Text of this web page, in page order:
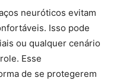
neuróticos evitam
Isso pode
ou qualquer cenário
Esse
de se protegerem